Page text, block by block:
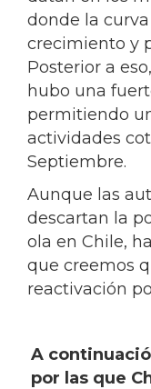
donde la
crecimiento y
Posterior a
hubo una
permitiendo
actividades
Septiembre.
Aunque las
descartan la
ola en Chile,
que creemos
reactivación
A
por las que